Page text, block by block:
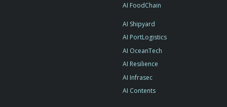
AI FoodChain
AI Shipyard
AI PortLogistics
AI OceanTech
AI Resilience
AI Infrasec
AI Contents